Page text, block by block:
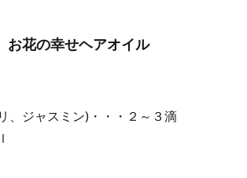
お花の幸せヘアオイル
、ジャスミン)・・・２～３滴